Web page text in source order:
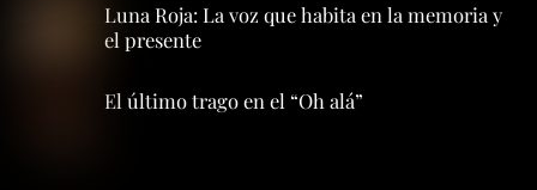
Luna Roja: La voz que habita en la memoria y
el presente
El último trago en el “Oh alá”